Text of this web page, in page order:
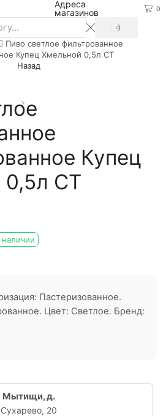
Адреса
магазинов
0
SEARCH
Пиво светлое фильтрованное
Купец Хмельной 0,5л СТ
Назад
Купец
0,5л СТ
наличии
Пастеризованное.
Цвет: Светлое. Бренд:
Мытищи, д.
Сухарево, 20